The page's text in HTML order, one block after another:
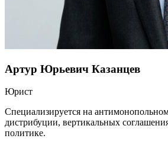
Артур Юрьевич Казанцев
Юрист
Специализируется на
дистрибуции, вертикальных
политике.